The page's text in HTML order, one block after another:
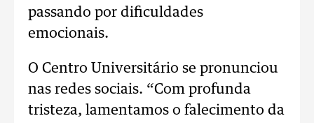
passando por dificuldades
emocionais.
O Centro Universitário se pronunciou
nas redes sociais. “Com profunda
tristeza, lamentamos o falecimento da